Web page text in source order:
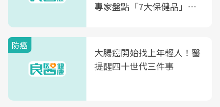
專家盤點「7大保健品」的
防癌
大腸癌開始找上年輕人！醫
提醒四十世代三件事